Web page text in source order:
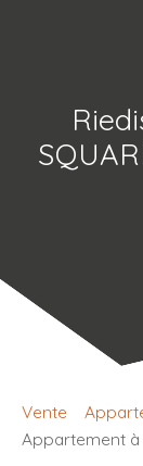
Vente
Appartement à